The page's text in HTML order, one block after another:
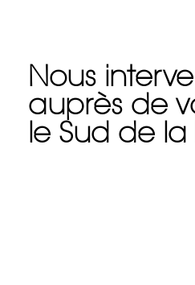
Nous
auprès de
le Sud de